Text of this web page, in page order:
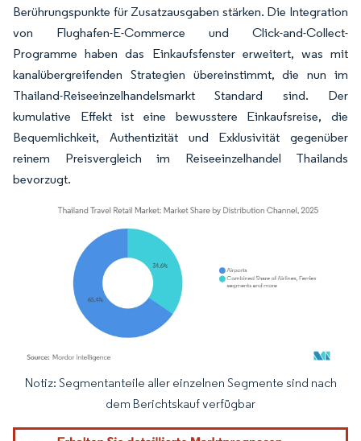
Berührungspunkte für Zusatzausgaben stärken. Die Integration
von Flughafen-E-Commerce und Click-and-Collect-
Programme haben das Einkaufsfenster erweitert, was mit
kanalübergreifenden Strategien übereinstimmt, die nun im
Thailand-Reiseeinzelhandelsmarkt Standard sind. Der
kumulative Effekt ist eine bewusstere Einkaufsreise, die
Bequemlichkeit, Authentizität und Exklusivität gegenüber
reinem Preisvergleich im Reiseeinzelhandel Thailands
bevorzugt.
Bild © Mordor Intelligence. Wiederverwendung erfordert Namensnennung
Notiz: Segmentanteile aller einzelnen Segmente sind nach
dem Berichtskauf verfügbar